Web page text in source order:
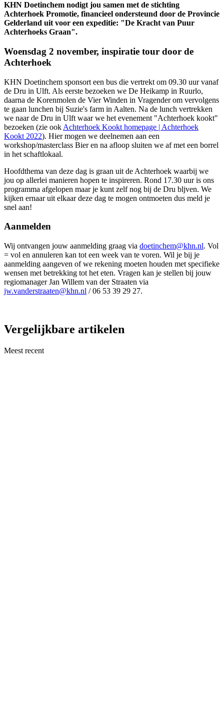
KHN Doetinchem nodigt jou samen met de stichting
Achterhoek Promotie, financieel ondersteund door de Provincie
Gelderland uit voor een expeditie: "De Kracht van Puur
Achterhoeks Graan".
Woensdag 2 november, inspiratie tour door de
Achterhoek
KHN Doetinchem sponsort een bus die vertrekt om 09.30 uur vanaf
de Dru in Ulft. Als eerste bezoeken we De Heikamp in Ruurlo,
daarna de Korenmolen de Vier Winden in Vragender om vervolgens
te gaan lunchen bij Suzie's farm in Aalten. Na de lunch vertrekken
we naar de Dru in Ulft waar we het evenement "Achterhoek kookt"
bezoeken (zie ook Achterhoek Kookt homepage | Achterhoek
Kookt 2022). Hier mogen we deelnemen aan een
workshop/masterclass Bier en na afloop sluiten we af met een borrel
in het schaftlokaal.
Hoofdthema van deze dag is graan uit de Achterhoek waarbij we
jou op allerlei manieren hopen te inspireren. Rond 17.30 uur is ons
programma afgelopen maar je kunt zelf nog bij de Dru bljven. We
kijken ernaar uit elkaar deze dag te mogen ontmoeten dus meld je
snel aan!
Aanmelden
Wij ontvangen jouw aanmelding graag via doetinchem@khn.nl. Vol
= vol en annuleren kan tot een week van te voren. Wil je bij je
aanmelding aangeven of we rekening moeten houden met specifieke
wensen met betrekking tot het eten. Vragen kan je stellen bij jouw
regiomanager Jan Willem van der Straaten via
jw.vanderstraaten@khn.nl / 06 53 39 29 27.
Vergelijkbare artikelen
Meest recent